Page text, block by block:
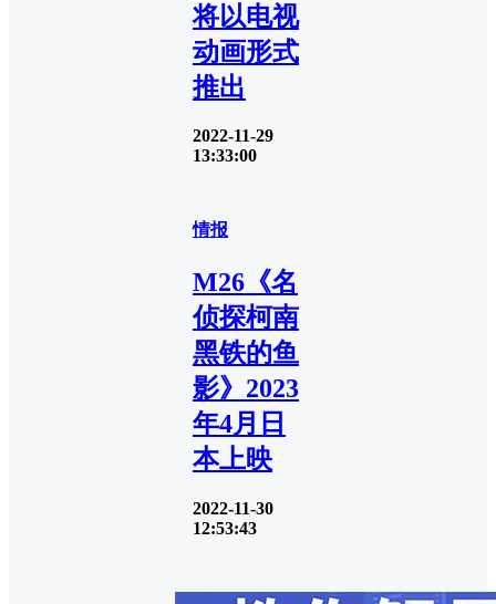
将以电视
动画形式
推出
2022-11-29
13:33:00
情报
M26《名
侦探柯南
黑铁的鱼
影》2023
年4月日
本上映
2022-11-30
12:53:43